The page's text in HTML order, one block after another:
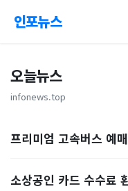
인포뉴스
오늘뉴스
infonews.top
프리미엄 고속버스 예
소상공인 카드 수수료